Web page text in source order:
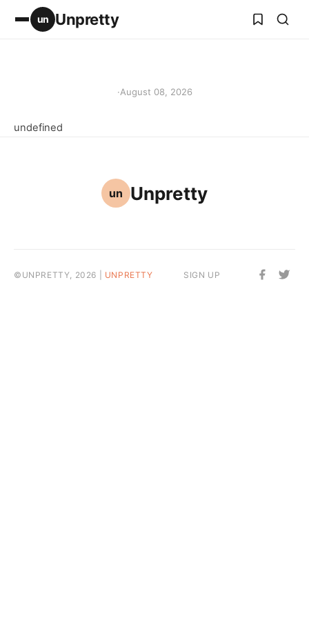
un Unpretty
·August 08, 2026
undefined
un Unpretty
©UNPRETTY, 2026 | UNPRETTY SIGN UP